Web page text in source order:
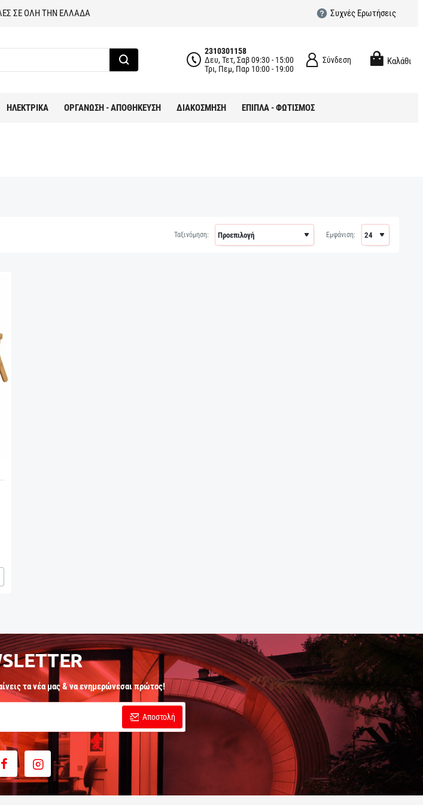
ΣΕ ΟΛΗ ΤΗΝ ΕΛΛΑΔΑ Συχνές Ερωτήσεις
2310301158
Δευ, Τετ, Σαβ 09:30 - 15:00
Τρι, Πεμ, Παρ 10:00 - 19:00
Σύνδεση Καλάθι
ΗΛΕΚΤΡΙΚΑ ΟΡΓΑΝΩΣΗ - ΑΠΟΘΗΚΕΥΣΗ ΔΙΑΚΟΣΜΗΣΗ ΕΠΙΠΛΑ - ΦΩΤΙΣΜΟΣ
Ταξινόμηση: Εμφάνιση:
τα νέα μας & να ενημερώνεσαι πρώτος!
Αποστολή